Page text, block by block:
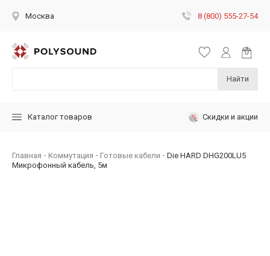
Москва 8 (800) 555-27-54
Найти
Каталог товаров Скидки и акции
Главная Коммутация Готовые кабели
Die HARD DHG200LU5
Микрофонный кабель, 5м